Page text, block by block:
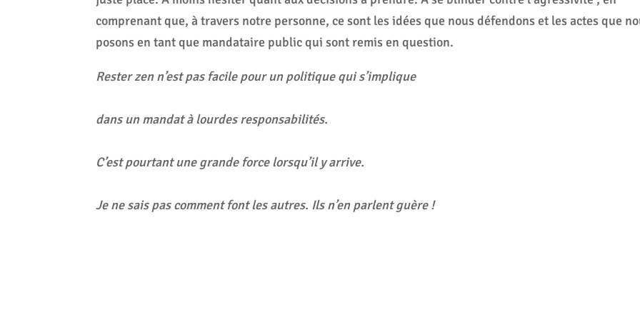
comprenant que, à travers notre personne, ce sont les idées que nous défendons et les actes que
posons en tant que mandataire public qui sont remis en question.
Rester zen n’est pas facile pour un politique qui s’implique
dans un mandat à lourdes responsabilités.
C’est pourtant une grande force lorsqu’il y arrive.
Je ne sais pas comment font les autres. Ils n’en parlent guère !